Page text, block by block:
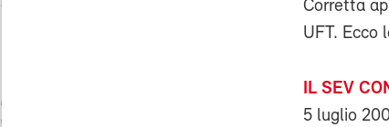
Corretta
UFT. Ecco
IL SEV
5 luglio